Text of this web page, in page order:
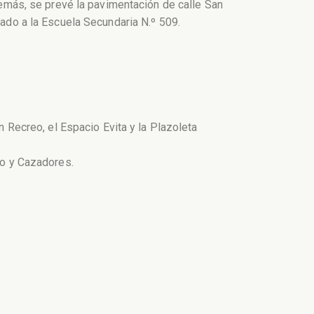
se prevé la pavimentación de calle San
a la Escuela Secundaria N.º 509.
el Espacio Evita y la Plazoleta
y Cazadores.